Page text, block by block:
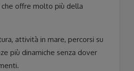
che offre molto più della
attività in mare, percorsi su
più dinamiche senza dover